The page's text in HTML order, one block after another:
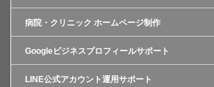
病院・クリニック ホームページ制作
Googleビジネスプロフィールサポート
LINE公式アカウント運用サポート